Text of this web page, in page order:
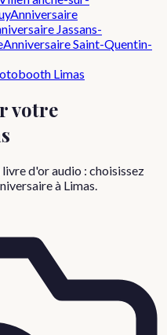
Anniversaire
Jassans-
AnniversaireSaint-Quentin-
Limas
votre
d'or audio : choisissez
à Limas.